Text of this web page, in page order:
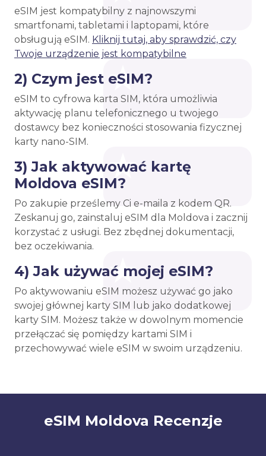
eSIM jest kompatybilny z najnowszymi
smartfonami, tabletami i laptopami, które
obsługują eSIM. Kliknij tutaj, aby sprawdzić, czy
Twoje urządzenie jest kompatybilne
2) Czym jest eSIM?
eSIM to cyfrowa karta SIM, która umożliwia
aktywację planu telefonicznego u twojego
dostawcy bez konieczności stosowania fizycznej
karty nano-SIM.
3) Jak aktywować kartę
Moldova eSIM?
Po zakupie prześlemy Ci e-maila z kodem QR.
Zeskanuj go, zainstaluj eSIM dla Moldova i zacznij
korzystać z usługi. Bez zbędnej dokumentacji,
bez oczekiwania.
4) Jak używać mojej eSIM?
Po aktywowaniu eSIM możesz używać go jako
swojej głównej karty SIM lub jako dodatkowej
karty SIM. Możesz także w dowolnym momencie
przełączać się pomiędzy kartami SIM i
przechowywać wiele eSIM w swoim urządzeniu.
eSIM Moldova Recenzje